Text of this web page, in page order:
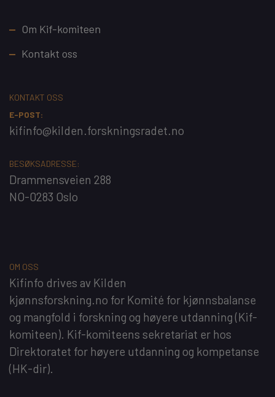
Footer
Om Kif-komiteen
Kontakt oss
KONTAKT OSS
E-POST:
kifinfo@kilden.forskningsradet.no
BESØKSADRESSE:
Drammensveien 288
NO-0283 Oslo
OM OSS
Kifinfo drives av Kilden
kjønnsforskning.no for Komité for kjønnsbalanse
og mangfold i forskning og høyere utdanning(Kif-
komiteen). Kif-komiteens sekretariat er hos
Direktoratet for høyere utdanning og kompetanse
(HK-dir).